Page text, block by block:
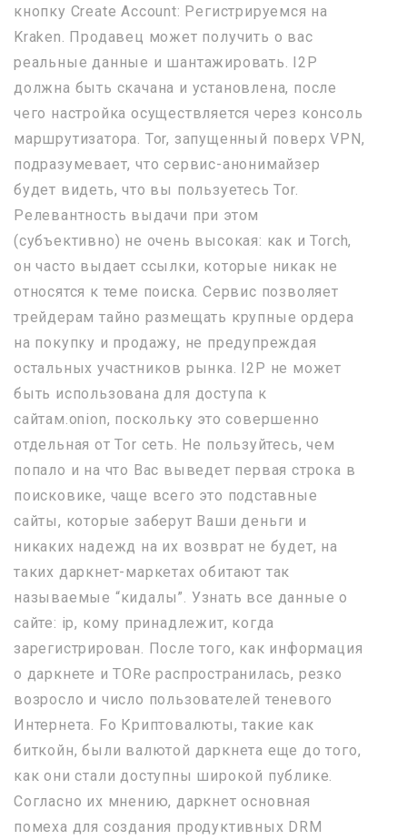
кнопку Create Account: Регистрируемся на
Kraken. Продавец может получить о вас
реальные данные и шантажировать. I2P
должна быть скачана и установлена, после
чего настройка осуществляется через консоль
маршрутизатора. Tor, запущенный поверх VPN,
подразумевает, что сервис-анонимайзер
будет видеть, что вы пользуетесь Tor.
Релевантность выдачи при этом
(субъективно) не очень высокая: как и Torch,
он часто выдает ссылки, которые никак не
относятся к теме поиска. Сервис позволяет
трейдерам тайно размещать крупные ордера
на покупку и продажу, не предупреждая
остальных участников рынка. I2P не может
быть использована для доступа к
сайтам.onion, поскольку это совершенно
отдельная от Tor сеть. Не пользуйтесь, чем
попало и на что Вас выведет первая строка в
поисковике, чаще всего это подставные
сайты, которые заберут Ваши деньги и
никаких надежд на их возврат не будет, на
таких даркнет-маркетах обитают так
называемые “кидалы”. Узнать все данные о
сайте: ip, кому принадлежит, когда
зарегистрирован. После того, как информация
о даркнете и TORе распространилась, резко
возросло и число пользователей теневого
Интернета. Fo Криптовалюты, такие как
биткойн, были валютой даркнета еще до того,
как они стали доступны широкой публике.
Согласно их мнению, даркнет основная
помеха для создания продуктивных DRM